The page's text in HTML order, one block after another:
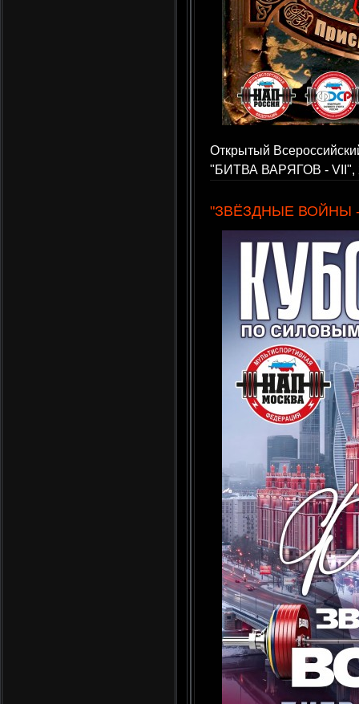
Открытый
"БИТВА ВАРЯГОВ - VII",
"ЗВЁЗДНЫЕ ВОЙНЫ -